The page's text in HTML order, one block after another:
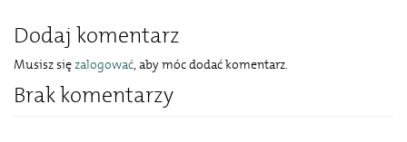
Dodaj komentarz
Musisz sięzalogować, aby móc dodać komentarz.
Brak komentarzy